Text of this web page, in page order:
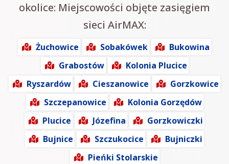
okolice: Miejscowości objęte zasięgiem
sieci AirMAX:
Żuchowice Sobakówek
Bukowina
Grabostów
Kolonia Plucice
Ryszardów
Cieszanowice
Gorzkowice
Szczepanowice
Kolonia Gorzędów
Plucice
Józefina
Gorzkowiczki
Bujnice
Szczukocice
Bujniczki
Pieńki Stolarskie